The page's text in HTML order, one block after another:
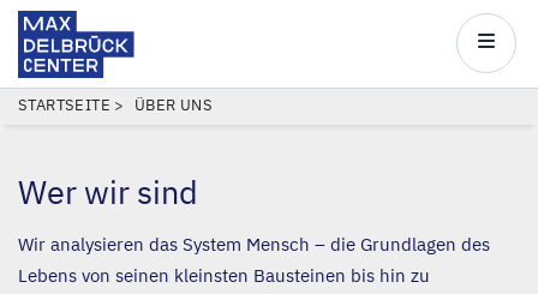
Direkt
Center
Main
PFADNAVIGATION
STARTSEITE ÜBER UNS
Wer wir sind
Wir analysieren das System Mensch – die Grundlagen des
Lebens von seinen kleinsten Bausteinen bis hin zu